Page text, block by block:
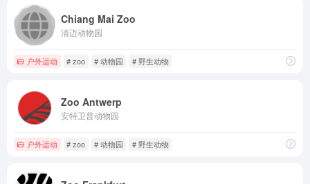
Chiang Mai Zoo
清迈动物园
户外运动 # zoo # 动物园 # 野生动物
Zoo Antwerp
安特卫普动物园
户外运动 # zoo # 动物园 # 野生动物